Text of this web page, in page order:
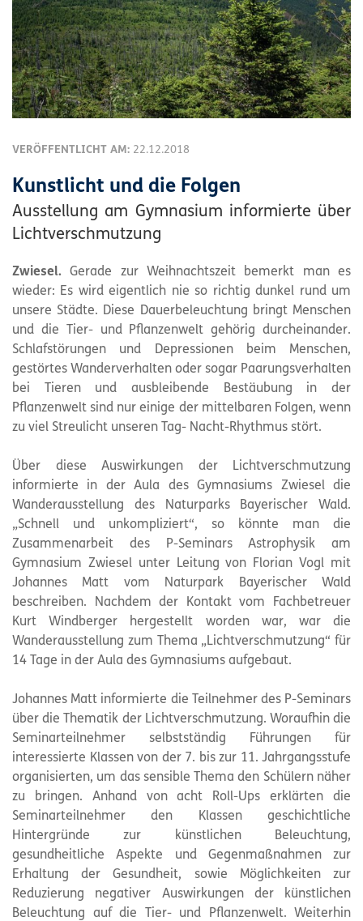
VERÖFFENTLICHT AM: 22.12.2018
Kunstlicht und die Folgen
Ausstellung am Gymnasium informierte über
Lichtverschmutzung
Zwiesel. Gerade zur Weihnachtszeit bemerkt man es
wieder: Es wird eigentlich nie so richtig dunkel rund um
unsere Städte. Diese Dauerbeleuchtung bringt Menschen
und die Tier- und Pflanzenwelt gehörig durcheinander.
Schlafstörungen und Depressionen beim Menschen,
gestörtes Wanderverhalten oder sogar Paarungsverhalten
bei Tieren und ausbleibende Bestäubung in der
Pflanzenwelt sind nur einige der mittelbaren Folgen, wenn
zu viel Streulicht unseren Tag- Nacht-Rhythmus stört.
Über diese Auswirkungen der Lichtverschmutzung
informierte in der Aula des Gymnasiums Zwiesel die
Wanderausstellung des Naturparks Bayerischer Wald.
„Schnell und unkompliziert“, so könnte man die
Zusammenarbeit des P-Seminars Astrophysik am
Gymnasium Zwiesel unter Leitung von Florian Vogl mit
Johannes Matt vom Naturpark Bayerischer Wald
beschreiben. Nachdem der Kontakt vom Fachbetreuer
Kurt Windberger hergestellt worden war, war die
Wanderausstellung zum Thema „Lichtverschmutzung“ für
14 Tage in der Aula des Gymnasiums aufgebaut.
Johannes Matt informierte die Teilnehmer des P-Seminars
über die Thematik der Lichtverschmutzung. Woraufhin die
Seminarteilnehmer selbstständig Führungen für
interessierte Klassen von der 7. bis zur 11. Jahrgangsstufe
organisierten, um das sensible Thema den Schülern näher
zu bringen. Anhand von acht Roll-Ups erklärten die
Seminarteilnehmer den Klassen geschichtliche
Hintergründe zur künstlichen Beleuchtung,
gesundheitliche Aspekte und Gegenmaßnahmen zur
Erhaltung der Gesundheit, sowie Möglichkeiten zur
Reduzierung negativer Auswirkungen der künstlichen
Beleuchtung auf die Tier- und Pflanzenwelt. Weiterhin